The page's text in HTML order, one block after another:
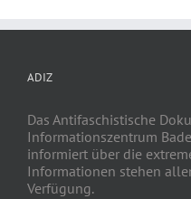
ADIZ
Das Antifaschistische
Informationszentrum
informiert über die
Informationen stehen
Verfügung.